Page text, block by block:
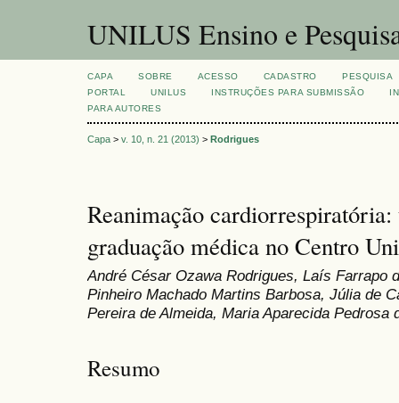
UNILUS Ensino e
CAPA SOBRE ACESSO CADASTRO
PESQUISA
PORTAL
UNILUS INSTRUÇÕES PARA SUBMISSÃO
PARA AUTORES
Capa > v. 10, n. 21 (2013) > Rodrigues
Reanimação
graduação médica no Centro
André César Ozawa Rodrigues, Laís Farrapo
Pinheiro Machado Martins Barbosa, Júlia de
Pereira de Almeida, Maria Aparecida Pedrosa
Resumo